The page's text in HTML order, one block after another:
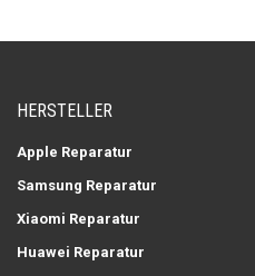
HERSTELLER
Apple Reparatur
Samsung Reparatur
Xiaomi Reparatur
Huawei Reparatur